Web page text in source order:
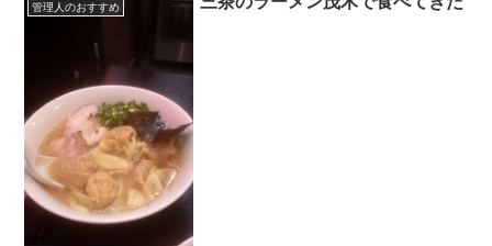
管理人のおすすめ